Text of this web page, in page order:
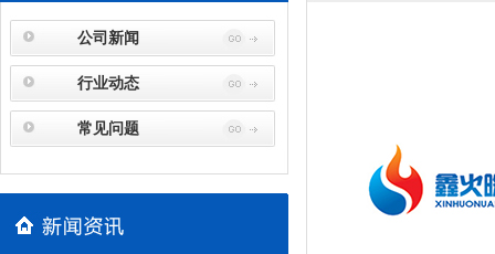
公司新闻
行业动态
常见问题